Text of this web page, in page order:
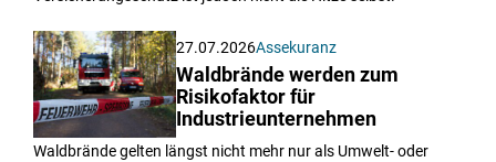
27.07.2026Assekuranz
Waldbrände werden zum
Risikofaktor für
Industrieunternehmen
Waldbrände gelten längst nicht mehr nur als Umwelt- oder